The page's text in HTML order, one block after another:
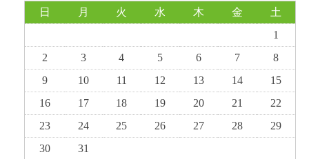
日
月 火 水 木 金
土
1
2
3 4 5 6 7
8
9
10 11 12 13 14
15
16
17 18 19 20 21
22
23
24 25 26 27 28
29
30
31